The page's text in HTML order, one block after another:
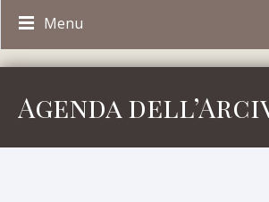
Menu
Agenda